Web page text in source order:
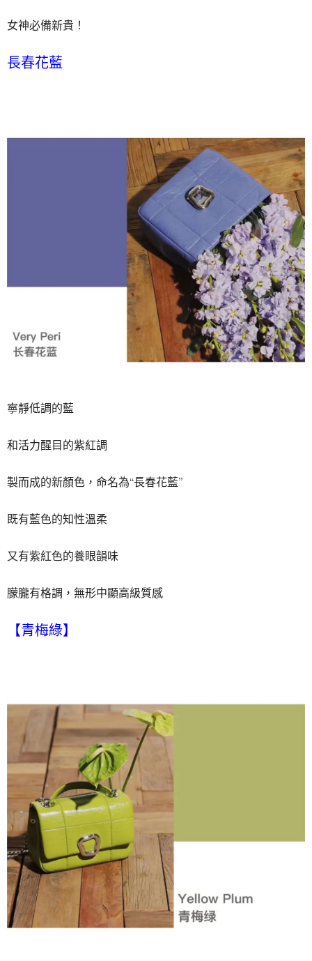
女神必備新貴！
長春花藍
寧靜低調的藍
和活力醒目的紫紅調
製而成的新顏色，命名為“長春花藍”
既有藍色的知性溫柔
又有紫紅色的養眼韻味
朦朧有格調，無形中顯高級質感
【青梅綠】